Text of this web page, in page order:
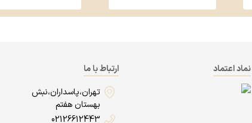
نماد اعتماد
ارتباط با ما
تهران،پاسداران،نبش
بهستان هفتم
02126612443